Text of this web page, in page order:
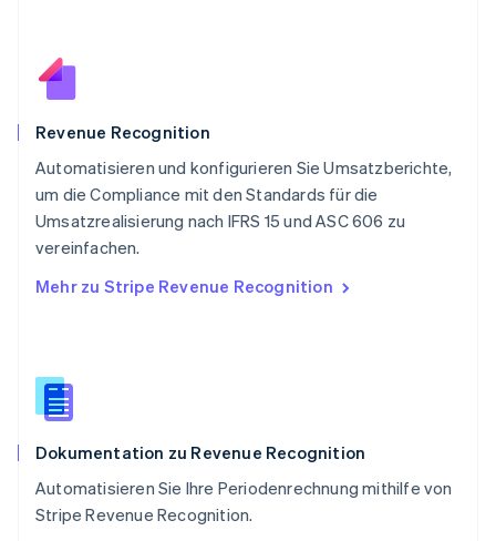
Revenue Recognition
Automatisieren und konfigurieren Sie Umsatzberichte,
um die Compliance mit den Standards für die
Umsatzrealisierung nach IFRS 15 und ASC 606 zu
vereinfachen.
Mehr zu Stripe Revenue Recognition
Dokumentation zu Revenue Recognition
Automatisieren Sie Ihre Periodenrechnung mithilfe von
Stripe Revenue Recognition.
Rumänien
Schweden
SvenskaEnglish
DeutschFrançaisItalianoEnglish
Singapur
English 简体中文
Slowakei
Slowenien
English
Spanien
Thailand
Tschechische Republik
English